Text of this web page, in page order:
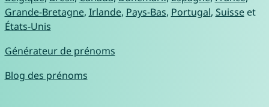
Grande-Bretagne, Irlande, Pays-Bas, Portugal, Suisseet
États-Unis
Générateur de prénoms
Blog des prénoms